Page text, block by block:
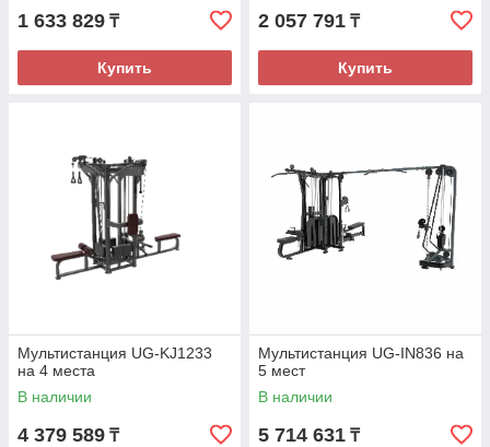
1 633 829 ₸
Купить
2 057 791 ₸
Купить
Мультистанция UG-KJ1233
на 4 места
В наличии
4 379 589 ₸
Мультистанция UG-IN836 на
5 мест
В наличии
5 714 631 ₸